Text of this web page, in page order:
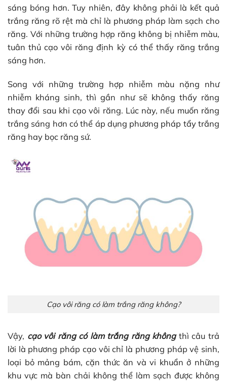
sáng bóng hơn. Tuy nhiên, đây không phải là kết quả
trắng răng rõ rệt mà chỉ là phương pháp làm sạch cho
răng. Với những trường hợp răng không bị nhiễm màu,
tuân thủ cạo vôi răng định kỳ có thể thấy răng trắng
sáng hơn.
Song với những trường hợp nhiễm màu nặng như
nhiễm kháng sinh, thì gần như sẽ không thấy răng
thay đổi sau khi cạo vôi răng. Lúc này, nếu muốn răng
trắng sáng hơn có thể áp dụng phương pháp tẩy trắng
răng hay bọc răng sứ.
Cạo vôi răng có làm trắng răng không?
Vậy, cạo vôi răng có làm trắng răng khôngthì câu trả
lời là phương pháp cạo vôi chỉ là phương pháp vệ sinh,
loại bỏ mảng bám, cặn thức ăn và vi khuẩn ở những
khu vực mà bàn chải không thể làm sạch được không